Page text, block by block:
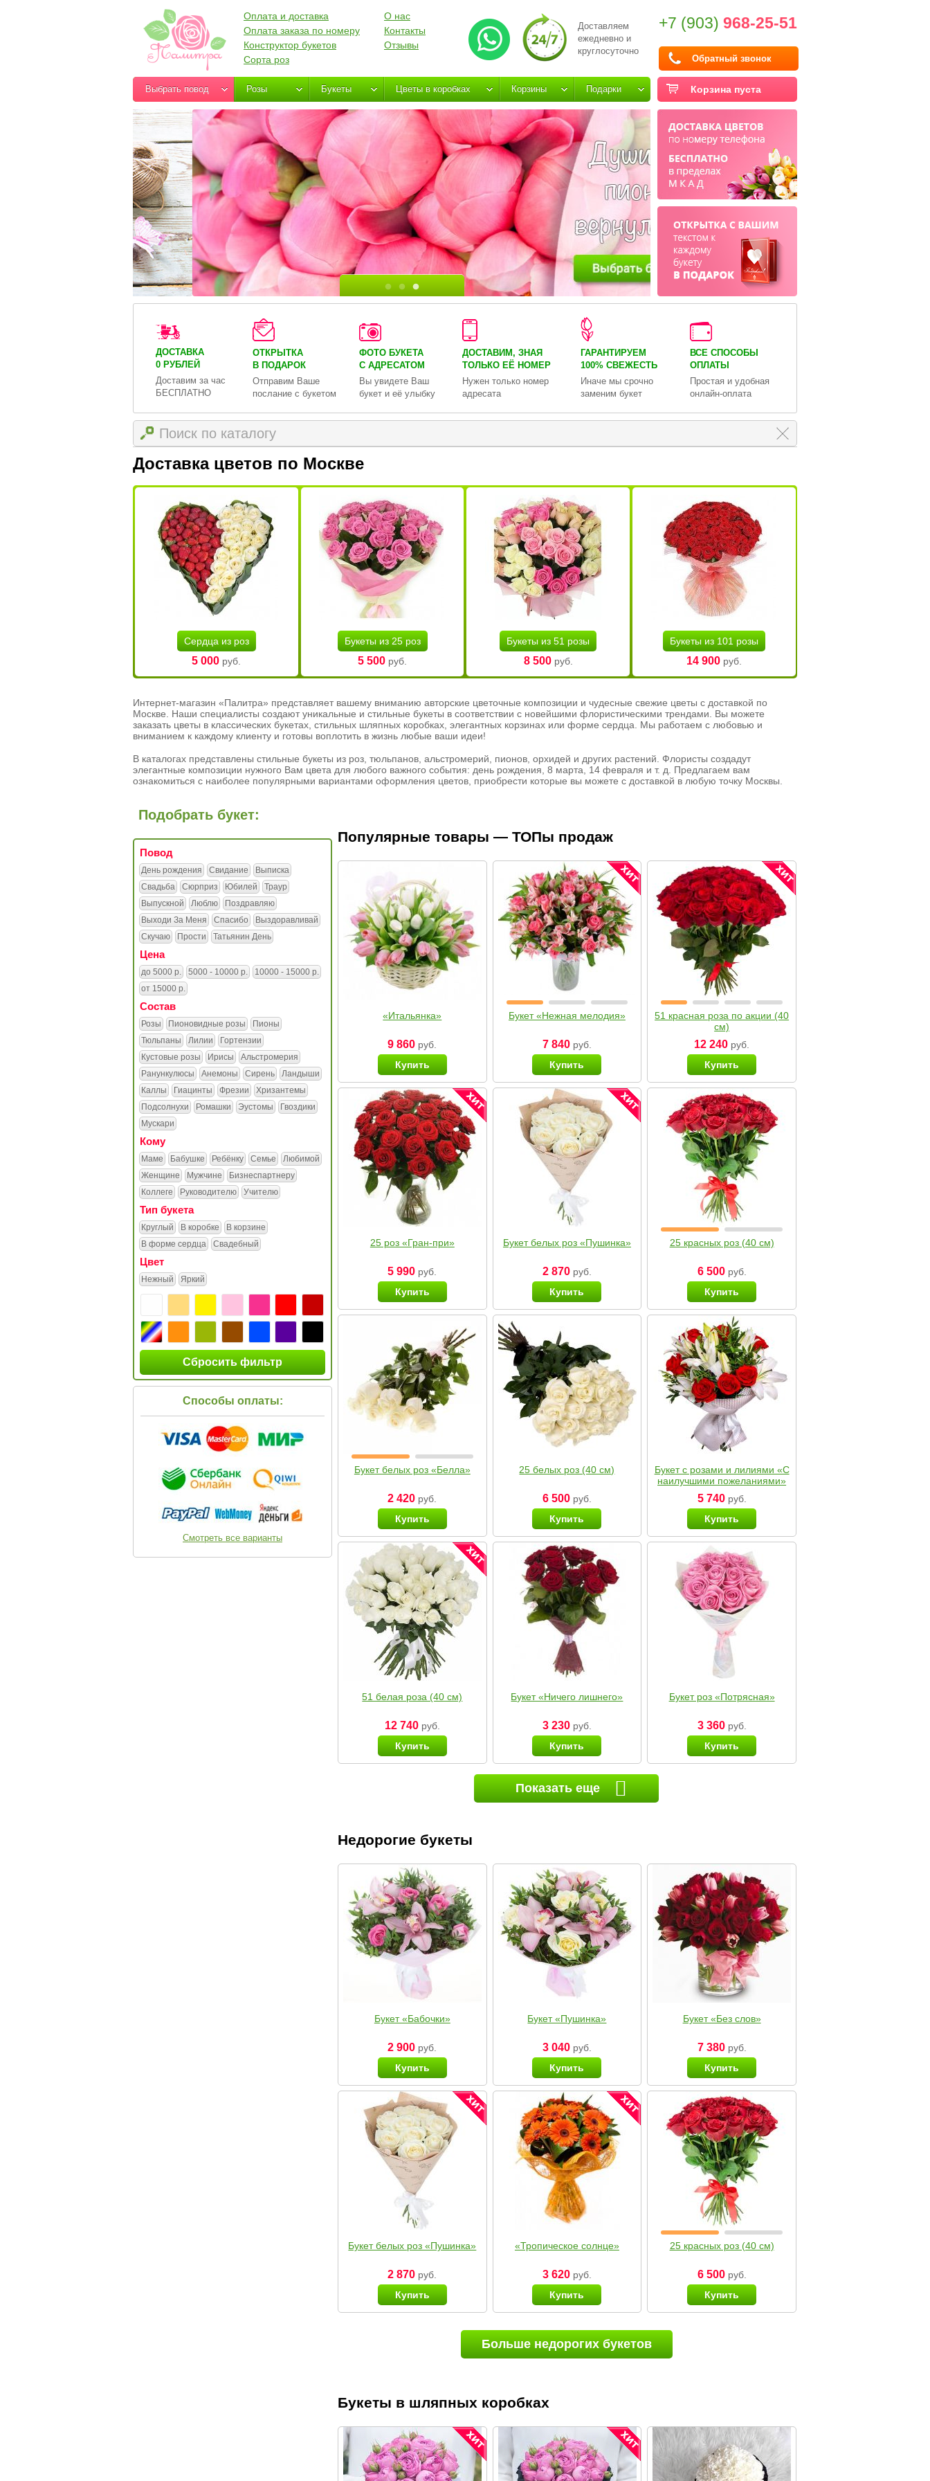
Доставляем
ежедневно и
круглосуточно
+7 (903) 968-25-51
Обратный звонок
Оплата и доставка
Оплата заказа по номеру
Конструктор букетов
Сорта роз
О нас
Контакты
Отзывы
Корзина пуста
Выбрать повод Розы Букеты Цветы в коробках Корзины Подарки
ДОСТАВКА
0 РУБЛЕЙ
Доставим за час
БЕСПЛАТНО
ОТКРЫТКА
В ПОДАРОК
Отправим Ваше
послание с букетом
ФОТО БУКЕТА
С АДРЕСАТОМ
Вы увидете Ваш
букет и её улыбку
ДОСТАВИМ, ЗНАЯ
ТОЛЬКО ЕЁ НОМЕР
Нужен только номер
адресата
ГАРАНТИРУЕМ
100% СВЕЖЕСТЬ
Иначе мы срочно
заменим букет
ВСЕ СПОСОБЫ
ОПЛАТЫ
Простая и удобная
онлайн-оплата
Доставка цветов по Москве
Сердца из роз
5 000 руб.
Букеты из 25 роз
5 500 руб.
Букеты из 51 розы
8 500руб.
Букеты из 101 розы
14 900руб.
Интернет-магазин «Палитра» представляет вашему вниманию авторские цветочные композиции и чудесные свежие цветы с доставкой по
Москве. Наши специалисты создают уникальные и стильные букеты в соответствии с новейшими флористическими трендами. Вы можете
заказать цветы в классических букетах, стильных шляпных коробках, элегантных корзинах или форме сердца. Мы работаем с любовью и
вниманием к каждому клиенту и готовы воплотить в жизнь любые ваши идеи!
В каталогах представлены стильные букеты из роз, тюльпанов, альстромерий, пионов, орхидей и других растений. Флористы создадут
элегантные композиции нужного Вам цвета для любого важного события: день рождения, 8 марта, 14 февраля и т. д. Предлагаем вам
ознакомиться с наиболее популярными вариантами оформления цветов, приобрести которые вы можете с доставкой в любую точку Москвы.
Подобрать букет:
Повод
День рождения Свидание
Выписка
Свадьба
Сюрприз Юбилей
Траур
Выпускной
Люблю
Поздравляю
Выходи За Меня
Спасибо
Выздоравливай
Скучаю
Прости Татьянин День
Цена
до 5000 р. 5000 - 10000 р.
10000 - 15000 р.
от 15000 р.
Состав
Розы Пионовидные розы
Пионы
Тюльпаны
Лилии
Гортензии
Кустовые розы
Ирисы
Альстромерия
Ранункулюсы
Анемоны Сирень
Ландыши
Каллы
Гиацинты Фрезии
Хризантемы
Подсолнухи
Ромашки Эустомы
Гвоздики
Мускари
Кому
Маме Бабушке Ребёнку Семье
Любимой
Женщине
Мужчине
Бизнеспартнеру
Коллеге
Руководителю Учителю
Тип букета
Круглый В коробке
В корзине
В форме сердца
Свадебный
Цвет
Нежный Яркий
Сбросить фильтр
Способы оплаты:
Смотреть все варианты
Популярные товары — ТОПы продаж
«Итальянка»
9 860 руб.
Купить
Букет «Нежная мелодия»
7 840руб.
Купить
51 красная роза по акции (40
см)
12 240 руб.
Купить
25 роз «Гран-при»
5 990 руб.
Купить
Букет белых роз «Пушинка»
2 870руб.
Купить
25 красных роз (40 см)
6 500руб.
Купить
Букет белых роз «Белла»
2 420 руб.
Купить
25 белых роз (40 см)
6 500руб.
Купить
Букет с розами и лилиями «С
наилучшими пожеланиями»
5 740руб.
Купить
51 белая роза (40 см)
12 740руб.
Купить
Букет «Ничего лишнего»
3 230руб.
Купить
Букет роз «Потрясная»
3 360руб.
Купить
Показать еще
Недорогие букеты
Букет «Бабочки»
2 900 руб.
Купить
Букет «Пушинка»
3 040руб.
Купить
Букет «Без слов»
7 380руб.
Купить
Букет белых роз «Пушинка»
2 870 руб.
Купить
«Тропическое солнце»
3 620руб.
Купить
25 красных роз (40 см)
6 500руб.
Купить
Больше недорогих букетов
Букеты в шляпных коробках